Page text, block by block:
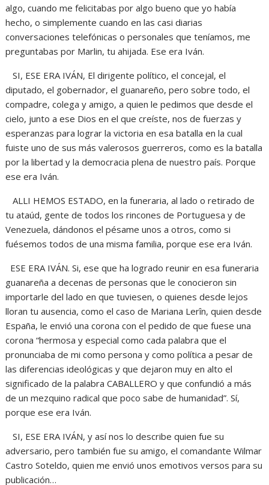
algo, cuando me felicitabas por algo bueno que yo había
hecho, o simplemente cuando en las casi diarias
conversaciones telefónicas o personales que teníamos, me
preguntabas por Marlin, tu ahijada. Ese era Iván.
SI, ESE ERA IVÁN, El dirigente político, el concejal, el
diputado, el gobernador, el guanareño, pero sobre todo, el
compadre, colega y amigo, a quien le pedimos que desde el
cielo, junto a ese Dios en el que creíste, nos de fuerzas y
esperanzas para lograr la victoria en esa batalla en la cual
fuiste uno de sus más valerosos guerreros, como es la batalla
por la libertad y la democracia plena de nuestro país. Porque
ese era Iván.
ALLI HEMOS ESTADO, en la funeraria, al lado o retirado de
tu ataúd, gente de todos los rincones de Portuguesa y de
Venezuela, dándonos el pésame unos a otros, como si
fuésemos todos de una misma familia, porque ese era Iván.
ESE ERA IVÁN. Si, ese que ha logrado reunir en esa funeraria
guanareña a decenas de personas que le conocieron sin
importarle del lado en que tuviesen, o quienes desde lejos
lloran tu ausencia, como el caso de Mariana Lerîn, quien desde
España, le envió una corona con el pedido de que fuese una
corona “hermosa y especial como cada palabra que el
pronunciaba de mi como persona y como política a pesar de
las diferencias ideológicas y que dejaron muy en alto el
significado de la palabra CABALLERO y que confundió a más
de un mezquino radical que poco sabe de humanidad”. Sí,
porque ese era Iván.
SI, ESE ERA IVÁN, y así nos lo describe quien fue su
adversario, pero también fue su amigo, el comandante Wilmar
Castro Soteldo, quien me envió unos emotivos versos para su
publicación…